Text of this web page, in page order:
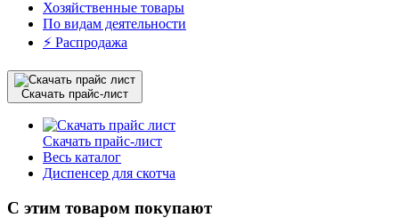
Хозяйственные товары
По видам деятельности
⚡️ Распродажа
Скачать прайс-лист
Скачать прайс-лист
Весь каталог
Диспенсер для скотча
С этим товаром покупают